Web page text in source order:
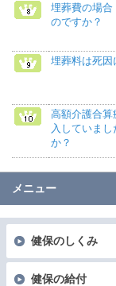
埋葬費の場合
のですか？
埋葬料は死因
高額介護合算
入していま
か？
メニュー
健保のしくみ
健保の給付